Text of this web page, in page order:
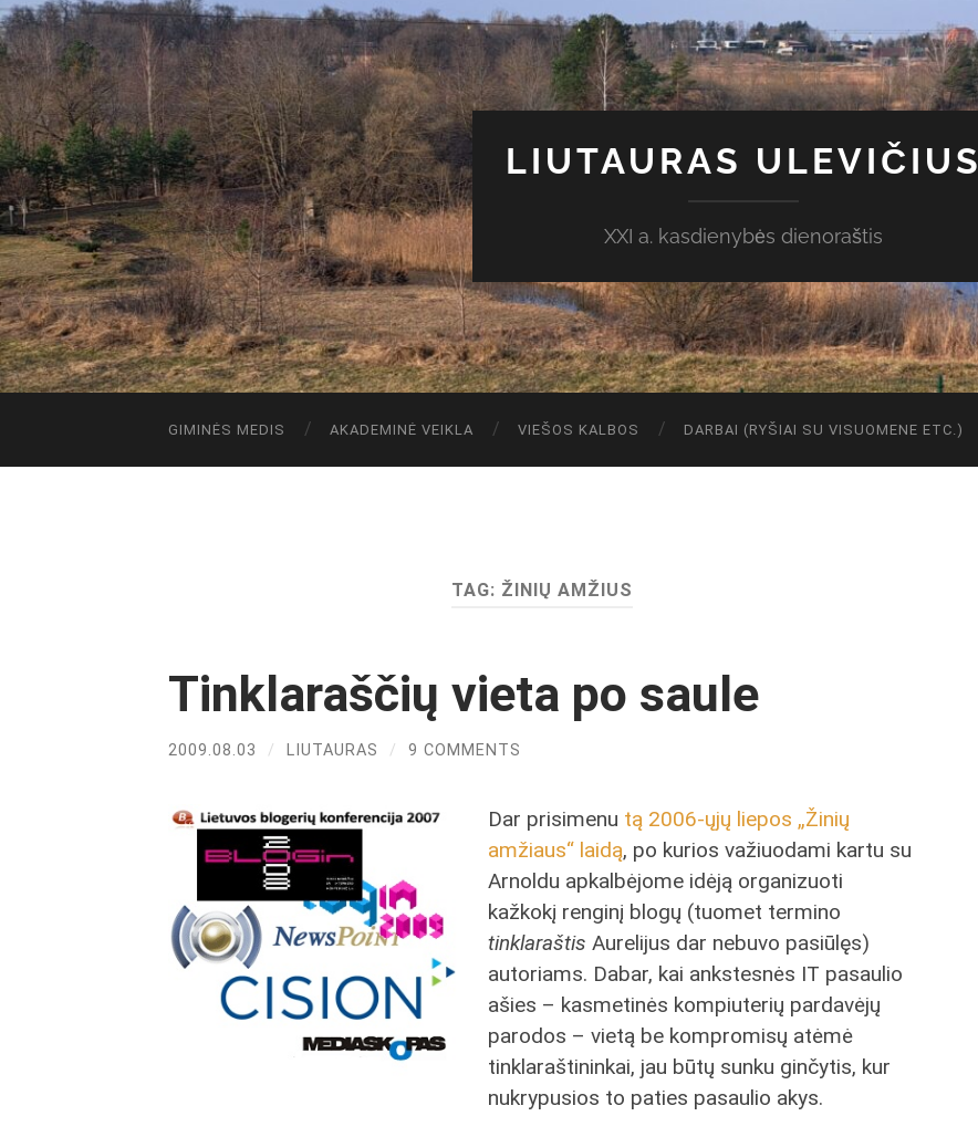
LIUTAURAS ULEVIČIUS
XXI a. kasdienybės dienoraštis
GIMINĖS MEDIS AKADEMINĖ VEIKLA VIEŠOS KALBOS DARBAI (RYŠIAI SU VISUOMENE ETC.)
TAG: ŽINIŲ AMŽIUS
Tinklaraščių vieta po saule
2009.08.03 / LIUTAURAS / 9 COMMENTS
Dar prisimenu tą 2006-ųjų liepos „Žinių
amžiaus“ laidą, po kurios važiuodami kartu su
Arnoldu apkalbėjome idėją organizuoti
kažkokį renginį blogų (tuomet termino
tinklaraštis Aurelijus dar nebuvo pasiūlęs)
autoriams. Dabar, kai ankstesnės IT pasaulio
ašies – kasmetinės kompiuterių pardavėjų
parodos – vietą be kompromisų atėmė
tinklaraštininkai, jau būtų sunku ginčytis, kur
nukrypusios to paties pasaulio akys.